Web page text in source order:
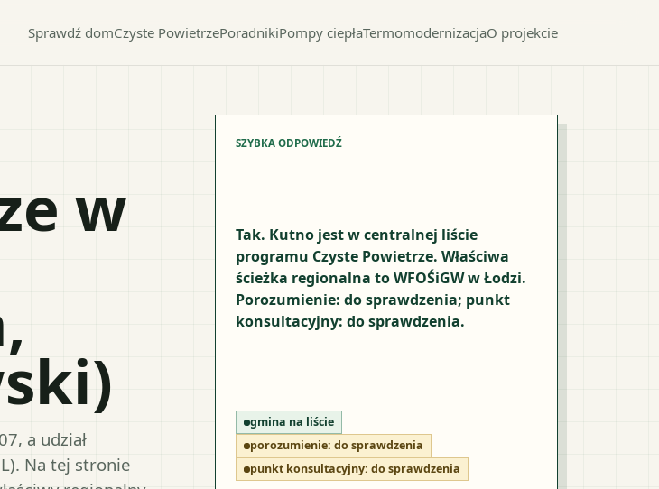
Sprawdź domCzyste PowietrzePoradnikiPompy ciepłaTermomodernizacjaO projekcie
w
a udział
Na tej stronie
SZYBKA ODPOWIEDŹ
Tak. Kutno jest w centralnej liście
programu Czyste Powietrze. Właściwa
ścieżka regionalna to WFOŚiGW w Łodzi.
Porozumienie: do sprawdzenia; punkt
konsultacyjny: do sprawdzenia.
gmina na liście
porozumienie: do sprawdzenia
punkt konsultacyjny: do sprawdzenia